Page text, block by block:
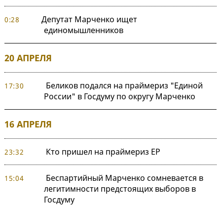
0:28
Депутат Марченко ищет
единомышленников
20 АПРЕЛЯ
17:30
Беликов подался на праймериз "Единой
России" в Госдуму по округу Марченко
16 АПРЕЛЯ
23:32 Кто пришел на праймериз ЕР
15:04
Беспартийный Марченко сомневается в
легитимности предстоящих выборов в
Госдуму